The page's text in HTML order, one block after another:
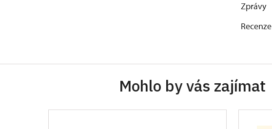
Zprávy
Recenze
Mohlo by vás zajímat